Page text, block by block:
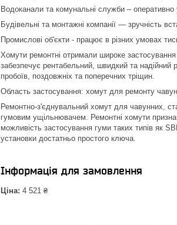
Водоканали та комунальні служби –
Будівельні та монтажні компанії — зручність
Промислові об'єкти - працює в різних умовах
Хомути ремонтні отримали широке
забезпечує рентабельний, швидкий та надійний
пробоїв, поздовжніх та поперечних тріщин.
Область застосування: хомут для ремонту
Ремонтно-з'єднувальний хомут для чавунних,
гумовим ущільнювачем. Ремонтні хомути
можливість застосування гуми таких типів як
установки достатньо простого ключа.
Інформація для замовлення
Ціна: 4 521 ₴